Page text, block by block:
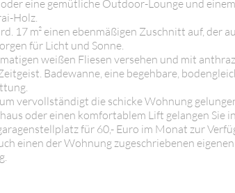
eine gemütliche Outdoor-Lounge und
Holz.
17 m² einen ebenmäßigen Zuschnitt auf, der
für Licht und Sonne.
weißen Fliesen versehen und mit
Badewanne, eine begehbare,
vervollständigt die schicke Wohnung
oder einen komfortablem Lift gelangen Sie
für 60,- Euro im Monat zur
einen der Wohnung zugeschriebenen